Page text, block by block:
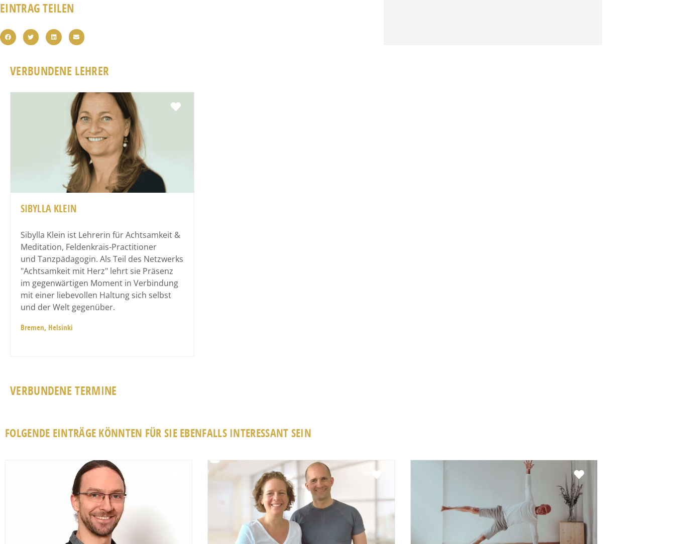
EINTRAG TEILEN
VERBUNDENE LEHRER
SIBYLLA KLEIN
Sibylla Klein ist Lehrerin für Achtsamkeit &
Meditation, Feldenkrais-Practitioner
und Tanzpädagogin. Als Teil des Netzwerks
"Achtsamkeit mit Herz" lehrt sie Präsenz
im gegenwärtigen Moment in Verbindung
mit einer liebevollen Haltung sich selbst
und der Welt gegenüber.
Bremen, Helsinki
VERBUNDENE TERMINE
FOLGENDE EINTRÄGE KÖNNTEN FÜR SIE EBENFALLS INTERESSANT SEIN
Favorit